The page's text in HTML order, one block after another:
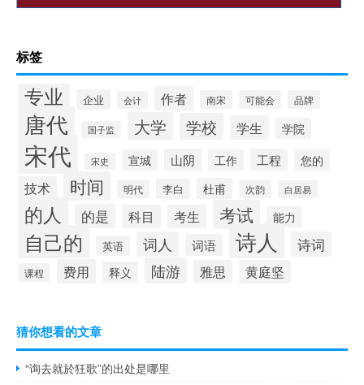
标签
专业 企业 会计 作者 南宋 可能会 品牌
唐代 国子监 大学 学校 学生 学院
宋代 宋史 宣城 山阴 工作 工程 您的
技术 时间 明代 李白 杜甫 次韵 白居易
的人 的是 科目 考生 考试 能力
自己的 英语 词人 词语 诗人 诗词
课程 费用 释义 陆游 雅思 黄庭坚
猜你想看的文章
“询去就於狂歌”的出处是哪里